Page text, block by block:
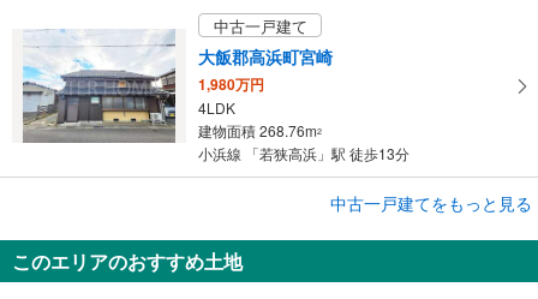
中古一戸建て
大飯郡高浜町宮崎
1,980万円
4LDK
建物面積 268.76m2
小浜線 「若狭高浜」駅 徒歩13分
丹生郡越前町大樟
555万円
中古一戸建てをもっと見る
このエリアのおすすめ土地